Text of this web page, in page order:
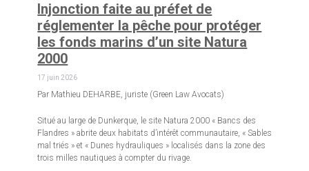
Injonction faite au préfet de
réglementer la pêche pour protéger
les fonds marins d’un site Natura
2000
17 juin 2026
Par Mathieu DEHARBE, juriste (Green Law Avocats)
Situé au large de Dunkerque, le site Natura 2000 « Bancs des
Flandres » abrite deux habitats d’intérêt communautaire, « Sables
mal triés » et « Dunes hydrauliques » localisés dans la zone des
trois milles nautiques à compter du rivage.